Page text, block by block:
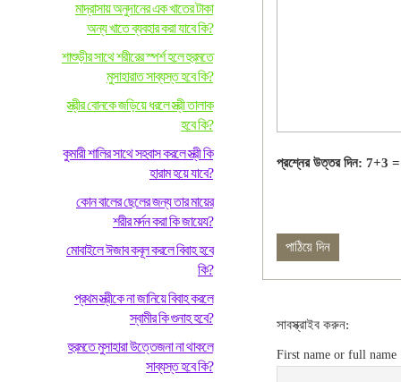
মাদ্রাসায় অনুদানের এক খাতের টাকা
অন্য খাতে ব্যবহার করা যাবে কি?
শাশুড়ীর সাথে শরীরের স্পর্শ হলে হুরমতে
মুসাহারাত সাব্যস্ত হবে কি?
স্ত্রীর বোনকে জড়িয়ে ধরলে স্ত্রী তালাক
হবে কি?
কুমারী শালির সাথে সহবাস করলে স্ত্রী কি
হারাম হয়ে যাবে?
কোন বালের ছেলের জন্য তার মায়ের
শরীর মর্দন করা কি জায়েয?
মোবাইলে ঈজাব কবূল করলে বিবাহ হবে
কি?
প্রথম স্ত্রীকে না জানিয়ে বিবাহ করলে
স্বামীর কি গুনাহ হবে?
হুরমতে মুসাহারা উত্তেজনা না থাকলে
সাব্যস্ত হবে কি?
প্রশ্নের উত্তর দিন: 7+3 =
সাবস্ক্রাইব করুন:
First name or full name